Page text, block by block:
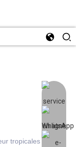
tropicales